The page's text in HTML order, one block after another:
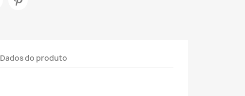
Dados do produto